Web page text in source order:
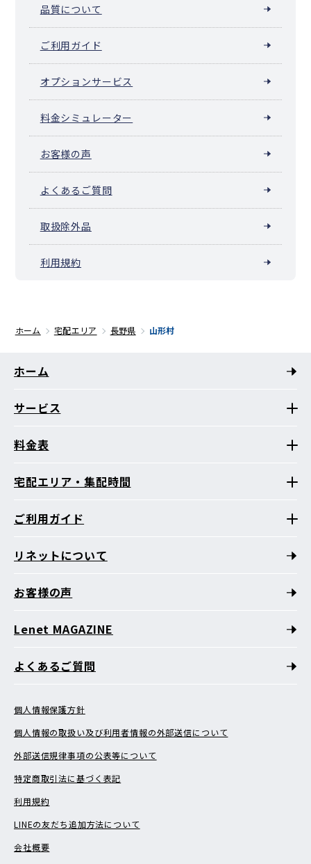
品質について
ご利用ガイド
オプションサービス
料金シミュレーター
お客様の声
よくあるご質問
取扱除外品
利用規約
ホーム 宅配エリア 長野県 山形村
ホーム
サービス
料金表
宅配エリア・集配時間
ご利用ガイド
リネットについて
お客様の声
Lenet MAGAZINE
よくあるご質問
個人情報保護方針
個人情報の取扱い及び利用者情報の外部送信について
外部送信規律事項の公表等について
特定商取引法に基づく表記
利用規約
LINEの友だち追加方法について
会社概要